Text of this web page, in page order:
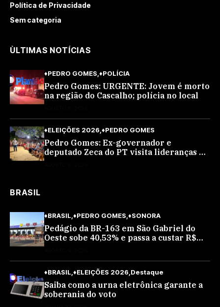
Política de Privacidade
Sem categoria
ÙLTIMAS NOTÍCIAS
♦PEDRO GOMES ♦POLÍCIA
Pedro Gomes: URGENTE: Jovem é morto
na região do Cascalho; polícia no local
♦ELEIÇÕES 2026 ♦PEDRO GOMES
Pedro Gomes: Ex-governador e
deputado Zeca do PT visita lideranças do
BRASIL
♦BRASIL ♦PEDRO GOMES ♦SONORA
Pedágio da BR-163 em São Gabriel do
Oeste sobe 40,53% e passa a custar R$
♦BRASIL ♦ELEIÇÕES 2026 Destaque
Saiba como a urna eletrônica garante a
soberania do voto